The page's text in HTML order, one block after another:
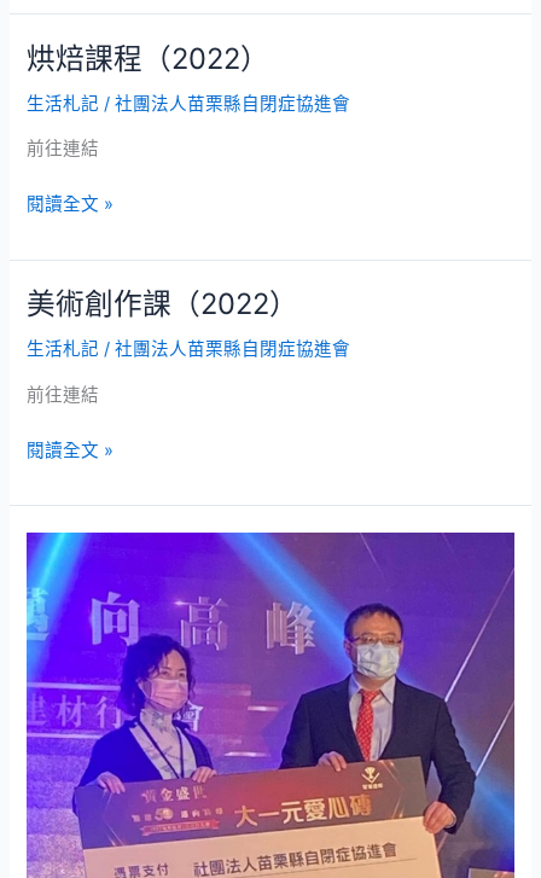
課
程
烘焙課程（2022）
生活札記 /社團法人苗栗縣自閉症協進會
前往連結
烘
課
程
閱讀全文 »
美術創作課（2022）
生活札記 /社團法人苗栗縣自閉症協進會
前往連結
美
創
作
（2022）
閱讀全文 »
黃
金
盛
世-
飛
躍
50
邁
向
高
峰
感